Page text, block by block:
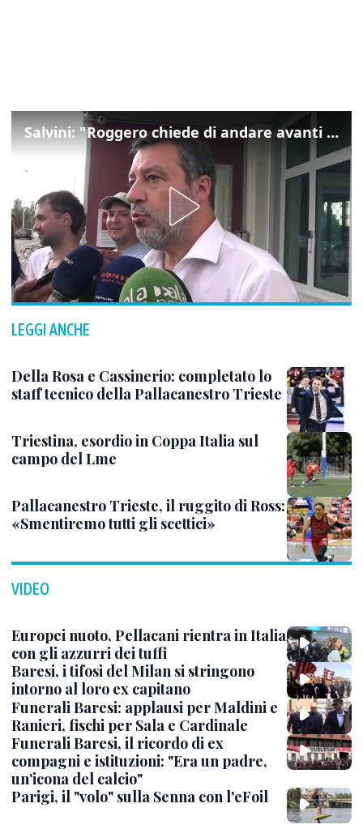
Salvini: "Roggero chiede di andare avanti su norma anti-risarcimenti"
LEGGI ANCHE
Della Rosa e Cassinerio: completato lo
staff tecnico della Pallacanestro Trieste
Triestina, esordio in Coppa Italia sul
campo del Lme
Pallacanestro Trieste, il ruggito di Ross:
«Smentiremo tutti gli scettici»
VIDEO
Europei nuoto, Pellacani rientra in Italia
con gli azzurri dei tuffi
Baresi, i tifosi del Milan si stringono
intorno al loro ex capitano
Funerali Baresi: applausi per Maldini e
Ranieri, fischi per Sala e Cardinale
Funerali Baresi, il ricordo di ex
compagni e istituzioni: "Era un padre,
un'icona del calcio"
Parigi, il "volo" sulla Senna con l'eFoil